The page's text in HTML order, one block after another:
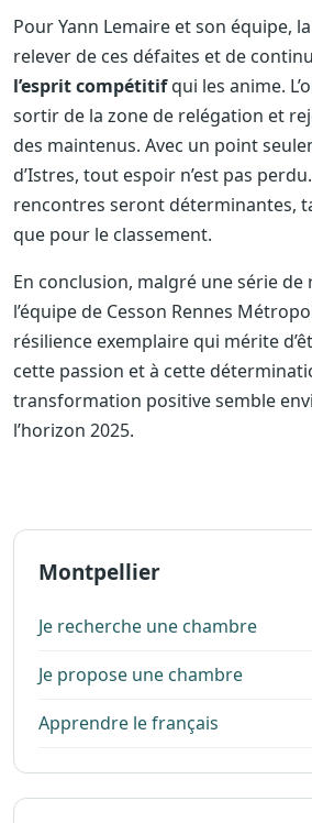
Pour Yann Lemaire et son équipe,
relever de ces défaites et de
l’esprit compétitifqui les anime.
sortir de la zone de relégation et
des maintenus. Avec un point
d’Istres, tout espoir n’est pas
rencontres seront déterminantes,
que pour le classement.
En conclusion, malgré une série de
l’équipe de Cesson Rennes
résilience exemplaire qui mérite
cette passion et à cette
transformation positive semble
l’horizon 2025.
Montpellier
Je recherche une chambre
Je propose une chambre
Apprendre le français